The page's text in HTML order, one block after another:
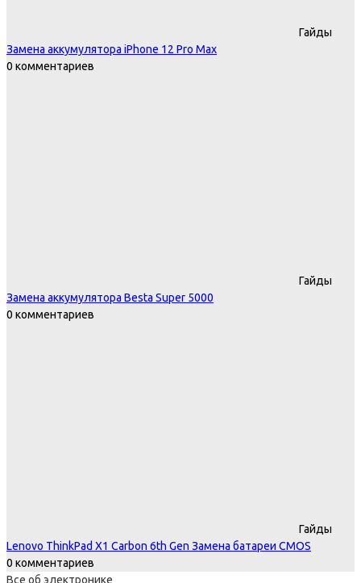
Гайды
Замена аккумулятора iPhone 12 Pro Max
0 комментариев
Гайды
Замена аккумулятора Besta Super 5000
0 комментариев
Гайды
Lenovo ThinkPad X1 Carbon 6th Gen Замена батареи CMOS
0 комментариев
Все об электронике